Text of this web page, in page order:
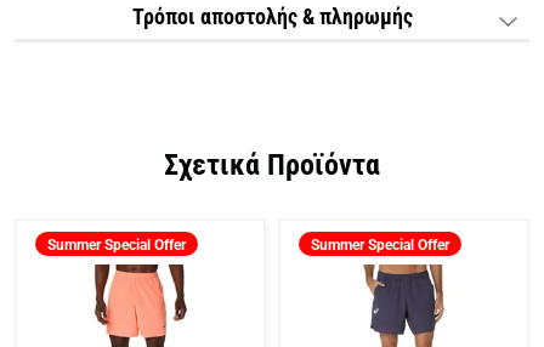
Τρόποι αποστολής & πληρωμής
Σχετικά Προϊόντα
Summer Special Offer Summer Special Offer